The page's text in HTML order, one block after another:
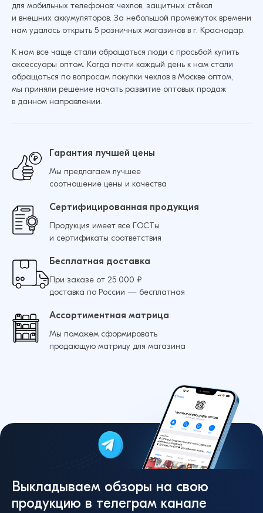
Добавить в корзину
Защитное стекло для Huawei Honor X7c 2.5Д
Матовое (Чёрный)
Защитное стекло для Huawei Honor X8 2.5Д
Матовое (Чёрный)
Добавить в корзину
для мобильных телефонов: чехлов, защитных стёкол
и внешних аккумуляторов. За небольшой промежуток времени
нам удалось открыть 5 розничных магазинов в г. Краснодар.
К нам все чаще стали обращаться люди с просьбой купить
аксессуары оптом. Когда почти каждый день к нам стали
обращаться по вопросам покупки чехлов в Москве оптом,
мы приняли решение начать развитие оптовых продаж
в данном направлении.
Гарантия лучшей цены
Мы предлагаем лучшее
соотношение цены и качества
Сертифицированная продукция
Продукция имеет все ГОСТы
и сертификаты соответствия
Бесплатная доставка
При заказе от 25 000 ₽
доставка по России — бесплатная
Ассортиментная матрица
Мы поможем сформировать
продающую матрицу для магазина
Выкладываем обзоры на свою
продукцию в телеграм канале